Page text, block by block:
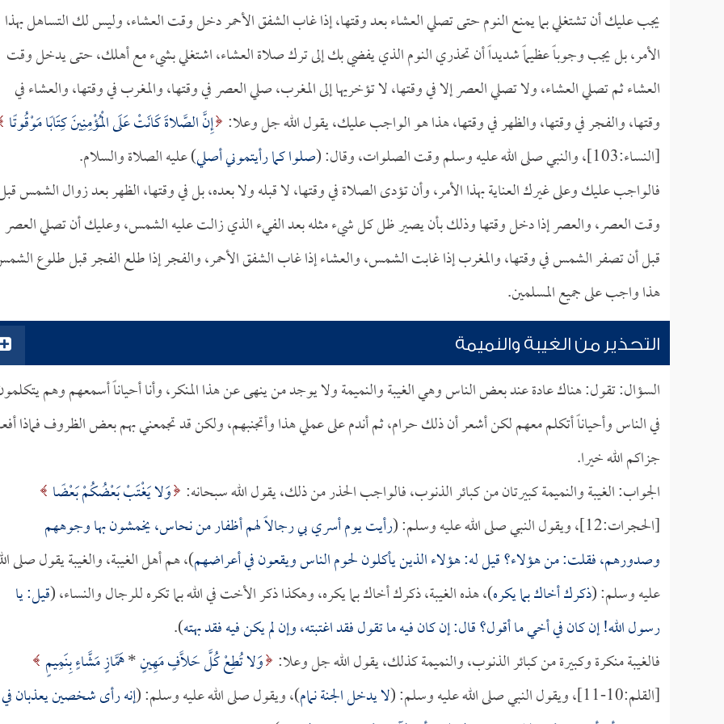
يجب عليك أن تشتغلي بما يمنع النوم حتى تصلي العشاء بعد وقتها، إذا غاب الشفق الأحمر دخل وقت العشاء، وليس لك التساهل بهذا
الأمر، بل يجب وجوباً عظيماً شديداً أن تحذري النوم الذي يفضي بك إلى ترك صلاة العشاء، اشتغلي بشيء مع أهلك، حتى يدخل وقت
العشاء ثم تصلي العشاء، ولا تصلي العصر إلا في وقتها، لا تؤخريها إلى المغرب، صلي العصر في وقتها، والمغرب في وقتها، والعشاء في
وقتها، والفجر في وقتها، والظهر في وقتها، هذا هو الواجب عليك، يقول الله جل وعلا: إِنَّ الصَّلاةَ كَانَتْ عَلَى الْمُؤْمِنِينَ كِتَابًا مَوْقُوتًا
[النساء:103]، والنبي صلى الله عليه وسلم وقت الصلوات، وقال: (
صلوا كما رأيتموني أصلي) عليه الصلاة والسلام.
فالواجب عليك وعلى غيرك العناية بهذا الأمر، وأن تؤدى الصلاة في وقتها، لا قبله ولا بعده، بل في وقتها، الظهر بعد زوال الشمس
وقت العصر، والعصر إذا دخل وقتها وذلك بأن يصير ظل كل شيء مثله بعد الفيء الذي زالت عليه الشمس، وعليك أن تصلي العصر
قبل أن تصفر الشمس في وقتها، والمغرب إذا غابت الشمس، والعشاء إذا غاب الشفق الأحمر، والفجر إذا طلع الفجر قبل طلوع
هذا واجب على جميع المسلمين.
التحذير من الغيبة والنميمة
السؤال: تقول: هناك عادة عند بعض الناس وهي الغيبة والنميمة ولا يوجد من ينهى عن هذا المنكر، وأنا أحياناً أسمعهم وهم
في الناس وأحياناً أتكلم معهم لكن أشعر أن ذلك حرام، ثم أندم على عملي هذا وأتجنبهم، ولكن قد تجمعني بهم بعض الظروف فماذا
جزاكم الله خيرا.
الجواب: الغيبة والنميمة كبيرتان من كبائر الذنوب، فالواجب الحذر من ذلك، يقول الله سبحانه: وَلا يَغْتَبْ بَعْضُكُمْ بَعْضًا
[الحجرات:12]، ويقول النبي صلى الله عليه وسلم: (
رأيت يوم أسري بي رجالاً لهم أظفار من نحاس، يخمشون بها وجوههم
وصدورهم، فقلت: من هؤلاء؟ قيل له: هؤلاء الذين يأكلون لحوم الناس ويقعون في أعراضهم)، هم أهل الغيبة، والغيبة يقول صلى
عليه وسلم: (ذكرك أخاك بما يكره)، هذه الغيبة، ذكرك أخاك بما يكره، وهكذا ذكر الأخت في الله بما تكره للرجال والنساء، (قيل: يا
رسول الله! إن كان في أخي ما أقول؟ قال: إن كان فيه ما تقول فقد اغتبته، وإن لم يكن فيه فقد بهته).
فالغيبة منكرة وكبيرة من كبائر الذنوب، والنميمة كذلك، يقول الله جل وعلا: وَلا تُطِعْ كُلَّ حَلَّافٍ مَهِينٍ*هَمَّازٍ مَشَّاءٍ بِنَمِيمٍ
[القلم:10-11]، ويقول النبي صلى الله عليه وسلم: (
لا يدخل الجنة نمام)، ويقول صلى الله عليه وسلم: (إنه رأى شخصين يعذبان في